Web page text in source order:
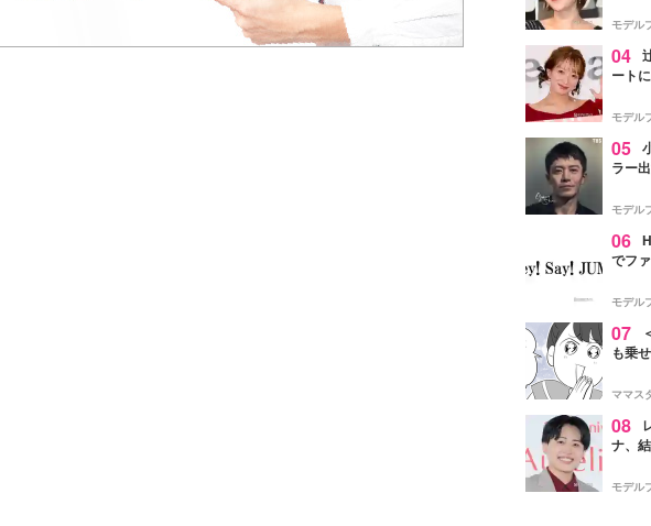
モデル
04
ート
ぎ」
モデル
05
ラー
モデル
06
でフ
モデル
07
も乗
ママス
08
ナ、
点変更
モデル